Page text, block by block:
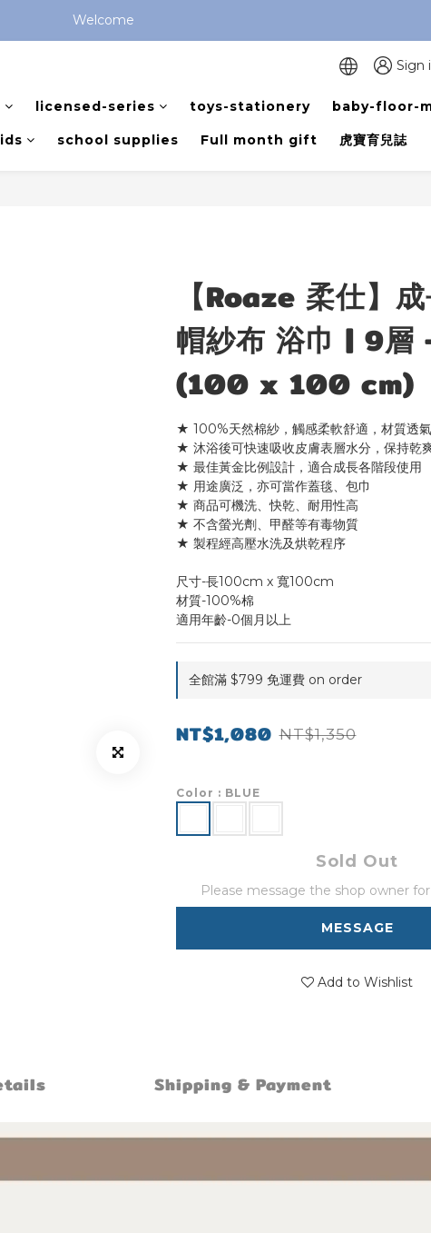
運費 (僅提供台灣本島區域，外島地區請洽客服)
Welcome
Sign
licensed-series toys-stationery baby-floor-
school supplies Full month gift 虎寶育兒誌
【Roaze 柔仕】
帽紗布 浴巾 | 9層
(100 x 100 cm)
★ 100%天然棉紗，觸感柔軟舒適，材質透
★ 沐浴後可快速吸收皮膚表層水分，保持乾
★ 最佳黃金比例設計，適合成長各階段使用
★ 用途廣泛，亦可當作蓋毯、包巾
★ 商品可機洗、快乾、耐用性高
★ 不含螢光劑、甲醛等有毒物質
★ 製程經高壓水洗及烘乾程序
尺寸-長100cm x 寬100cm
材質-100%棉
適用年齡-0個月以上
全館滿 $799 免運費 on order
NT$1,080 NT$1,350
Color : BLUE
Sold Out
Please message the shop owner
MESSAGE
Add to Wishlist
Shipping & Payment